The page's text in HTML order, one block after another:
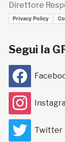
Direttore
Privacy Policy
Segui la
Twitter